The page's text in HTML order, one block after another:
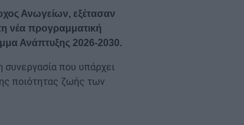
Ανωγείων, εξέτασαν
νέα προγραμματική
Ανάπτυξης 2026-2030.
συνεργασία που υπάρχει
ποιότητας ζωής των